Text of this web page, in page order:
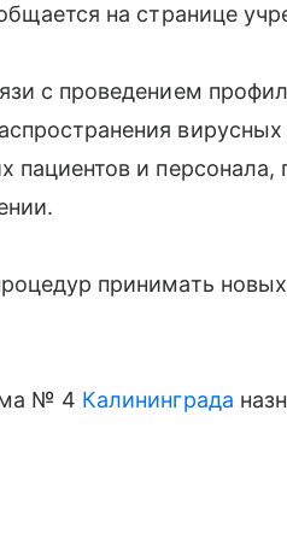
на странице
с проведением
вирусных
и персонала,
принимать новых
№ 4 Калининграда